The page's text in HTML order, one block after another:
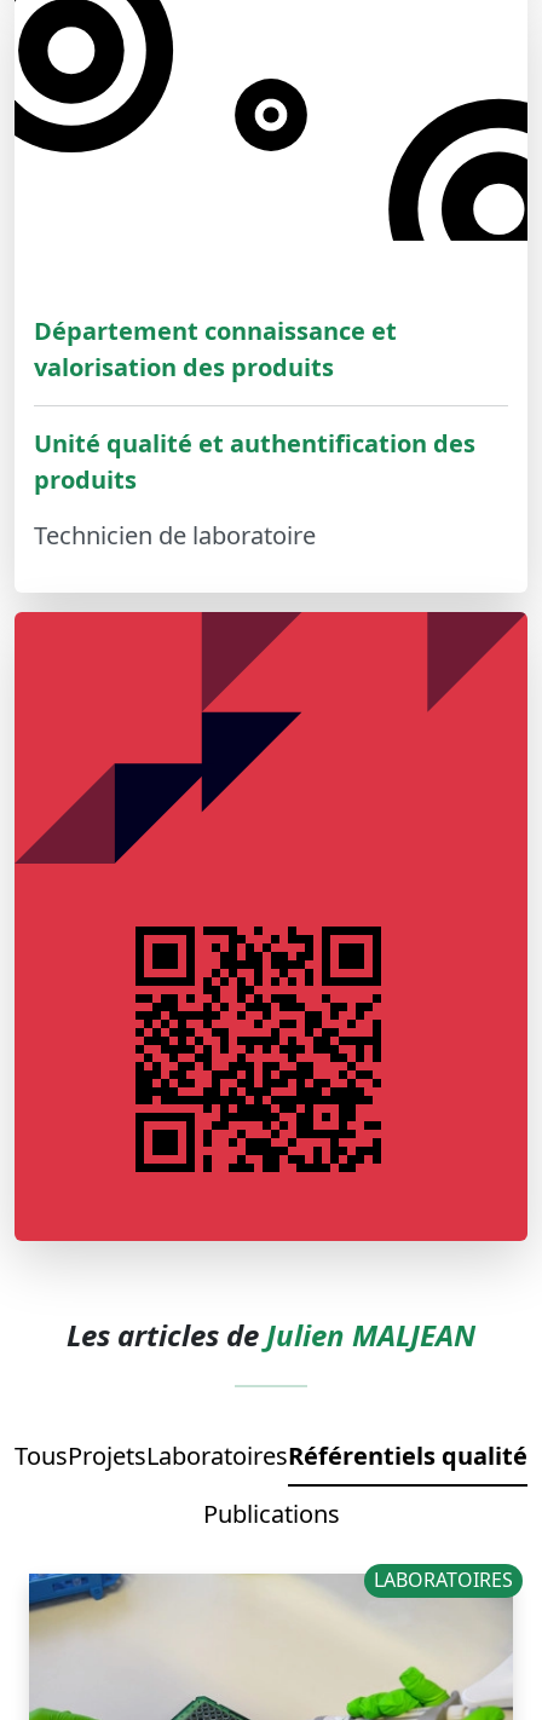
Département connaissance et
valorisation des produits
Unité qualité et authentification des
produits
Technicien de laboratoire
Les articles de Julien MALJEAN
TousProjetsLaboratoiresRéférentiels qualité
Publications
LABORATOIRES